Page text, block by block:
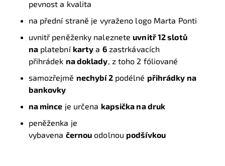
pevnost a kvalita
na přední straně je vyraženo logo Marta Ponti
uvnitř peněženky nalezneteuvnitř 12 slotů
naplatební karty a 6zastrkávacích
přihrádek na doklady, z toho 2 fóliované
samozřejmě nechybí 2podélné přihrádky na
bankovky
na mince je určena kapsička na druk
peněženka je
vybavena černou odolnou podšívkou